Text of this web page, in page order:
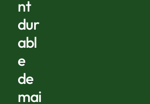
nt
dur
abl
e
de
mai